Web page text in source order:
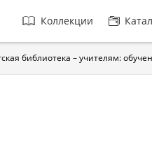
Главная
навигация
Коллекции
библиотека – учителям: